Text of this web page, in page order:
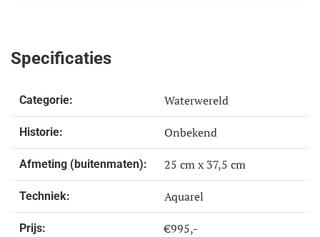
Specificaties
Categorie: Waterwereld
Historie: Onbekend
Afmeting (buitenmaten): 25 cm x 37,5 cm
Techniek: Aquarel
Prijs: €995,-